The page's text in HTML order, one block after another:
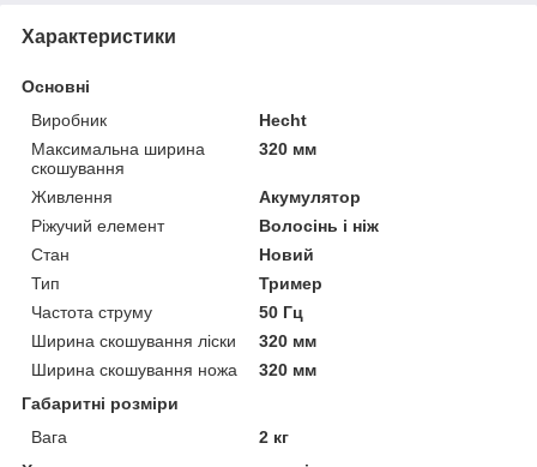
Характеристики
Основні
Виробник
Hecht
Максимальна ширина
скошування
320 мм
Живлення
Акумулятор
Ріжучий елемент
Волосінь і ніж
Стан
Новий
Тип
Тример
Частота струму
50 Гц
Ширина скошування ліски
320 мм
Ширина скошування ножа
320 мм
Габаритні розміри
Вага
2 кг